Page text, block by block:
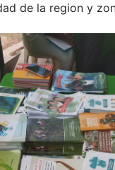
de la region y